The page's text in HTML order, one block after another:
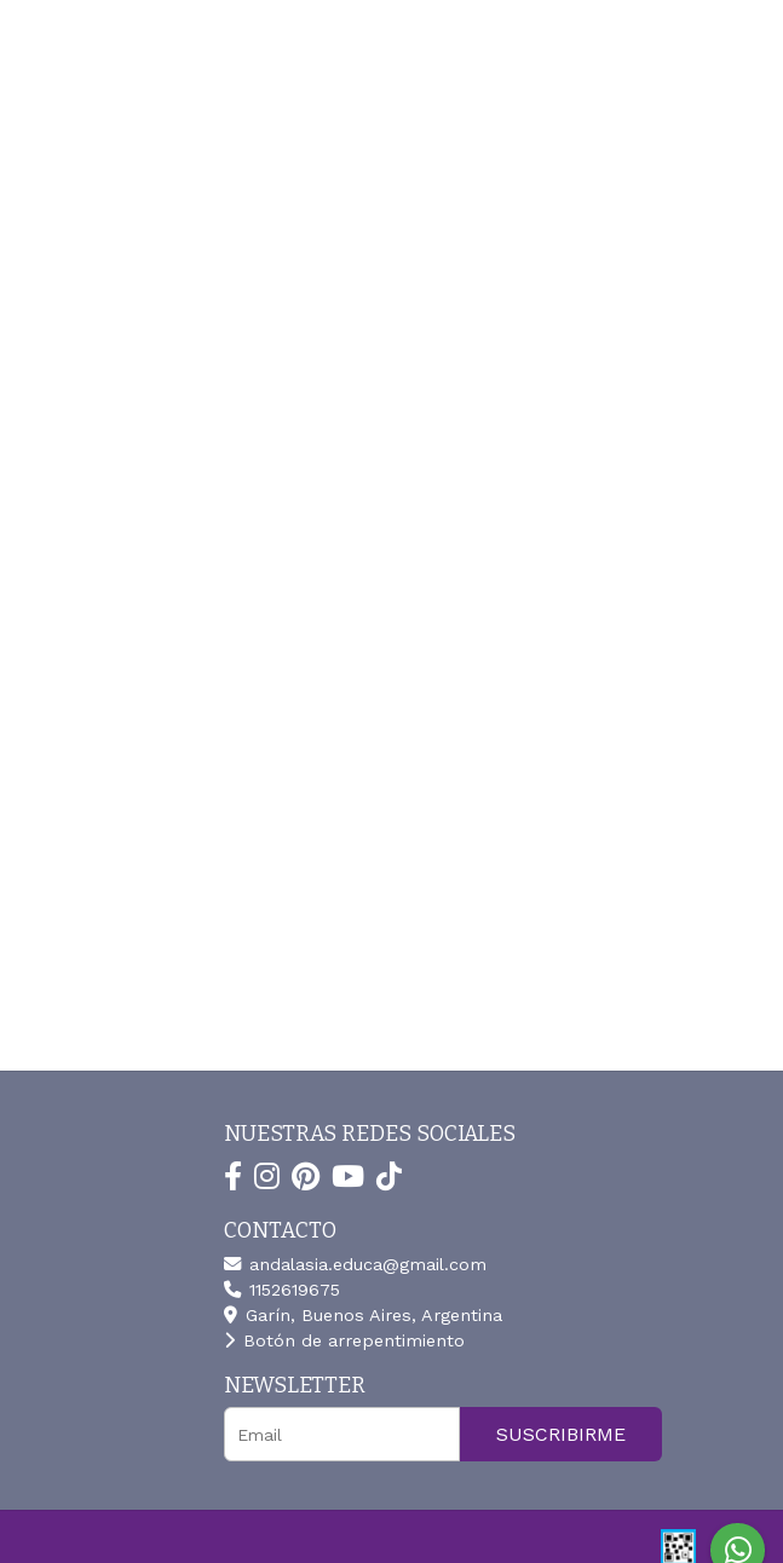
NUESTRAS REDES SOCIALES
CONTACTO
andalasia.educa@gmail.com
1152619675
Garín, Buenos Aires, Argentina
Botón de arrepentimiento
NEWSLETTER
SUSCRIBIRME